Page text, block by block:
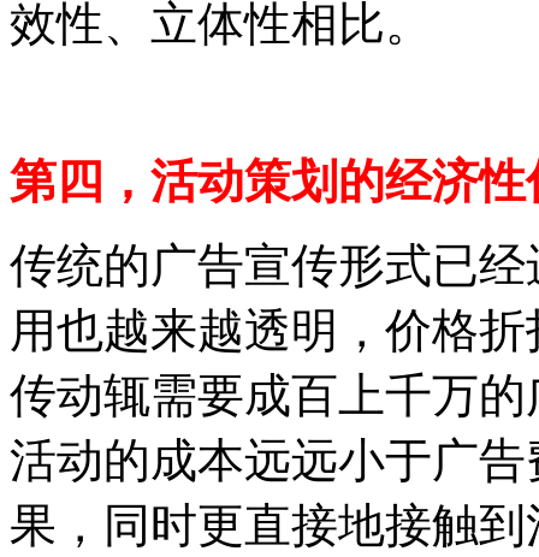
效性、立体性相比。
第四，活动策划的经济性
传统的广告宣传形式已
用也越来越透明，价格
传动辄需要成百上千万
活动的成本远远小于广
果，同时更直接地接触